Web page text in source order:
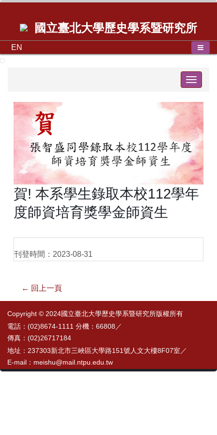
國立臺北大學歷史學系暨研究所
EN
Toggle
賀! 本系學生錄取本校112學年
度師資培育獎學金師資生
刊登時間：2023-08-31
← 回上一頁
Copyright © 2024國立臺北大學歷史學系暨研究所版權所有
電話：(02)8674-1111 分機：66808／
傳真：(02)26717184
地址：237303新北市三峽區大學路151號人文大樓8F07室／
E-mail：meishu@mail.ntpu.edu.tw